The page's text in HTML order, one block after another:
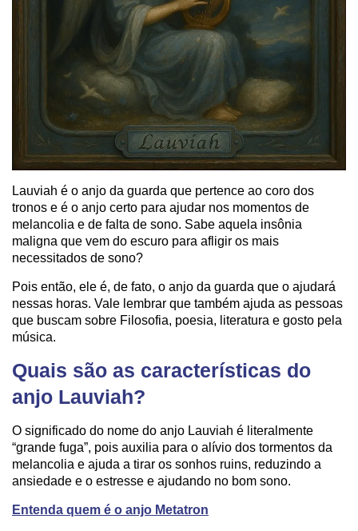
Lauviah é o anjo da guarda que pertence ao coro dos
tronos e é o anjo certo para ajudar nos momentos de
melancolia e de falta de sono. Sabe aquela insônia
maligna que vem do escuro para afligir os mais
necessitados de sono?
Pois então, ele é, de fato, o anjo da guarda que o ajudará
nessas horas. Vale lembrar que também ajuda as pessoas
que buscam sobre Filosofia, poesia, literatura e gosto pela
música.
Quais são as características do
anjo Lauviah?
O significado do nome do anjo Lauviah é literalmente
“grande fuga”, pois auxilia para o alívio dos tormentos da
melancolia e ajuda a tirar os sonhos ruins, reduzindo a
ansiedade e o estresse e ajudando no bom sono.
Entenda quem é o anjo Metatron